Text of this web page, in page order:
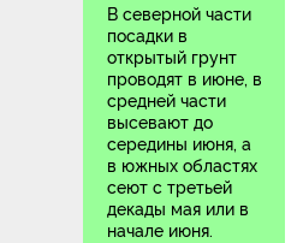
В северной части
посадки в
открытый грунт
проводят в июне, в
средней части
высевают до
середины июня, а
в южных областях
сеют с третьей
декады мая или в
начале июня.